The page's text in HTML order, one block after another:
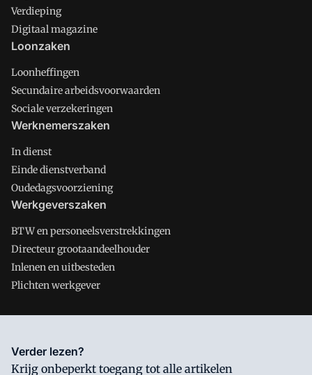
Verdieping
Digitaal magazine
Loonzaken
Loonheffingen
Secundaire arbeidsvoorwaarden
Sociale verzekeringen
Werknemerszaken
In dienst
Einde dienstverband
Oudedagsvoorziening
Werkgeverszaken
BTW en personeelsverstrekkingen
Directeur grootaandeelhouder
Inlenen en uitbesteden
Plichten werkgever
Salarisnet is onderdeel van VMN media. Lees in
waar VMN media voor staat. Op gebruik van deze site zijn de
Verder lezen?
Krijg onbeperkt toegang tot alle artikelen